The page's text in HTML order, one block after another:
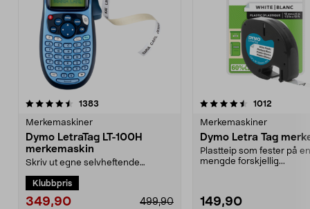
1383
Merkemaskiner
Dymo LetraTag LT-100H
merkemaskin
Skriv ut egne selvheftende
skuffer etc. Forhån...
Klubbpris
349,90 499,90
4.5 av 5 stjerner 1012
Merkemaskiner
Dymo Letra Tag
Plastteip som fester på en
mengde forskjellig...
149,90
4.5 av 5 stjerner